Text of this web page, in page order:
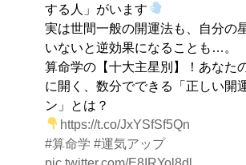
する人」がいます
実は世間一般の開運法も、自分の
いないと逆効果になることも…。
算命学の【十大主星別】！あなた
に開く、数分でできる「正しい開
ン」とは？
https://t.co/JxYSfSf5Qn
#算命学 #運気アップ